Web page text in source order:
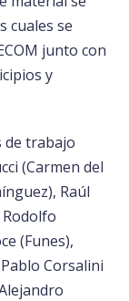
cuales se
junto con
y
de trabajo
(Carmen del
Raúl
(Funes),
Corsalini